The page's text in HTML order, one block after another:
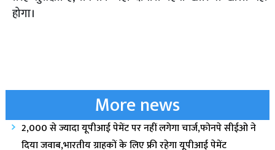
होगा।
More news
2,000 से ज्यादा यूपीआई पेमेंट पर नहीं लगेगा चार्ज,फोनपे सीईओ ने
दिया जवाब,भारतीय ग्राहकों के लिए फ्री रहेगा यूपीआई पेमेंट